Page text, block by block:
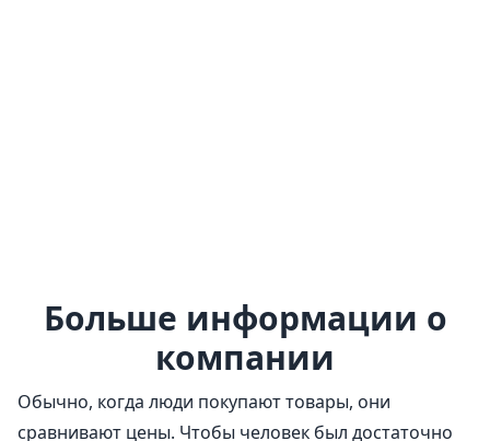
Больше информации о
компании
Обычно, когда люди покупают товары, они
сравнивают цены. Чтобы человек был достаточно